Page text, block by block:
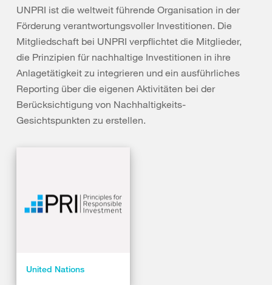
UNPRI ist die weltweit führende Organisation in der
Förderung verantwortungsvoller Investitionen. Die
Mitgliedschaft bei UNPRI verpflichtet die Mitglieder,
die Prinzipien für nachhaltige Investitionen in ihre
Anlagetätigkeit zu integrieren und ein ausführliches
Reporting über die eigenen Aktivitäten bei der
Berücksichtigung von Nachhaltigkeits-
Gesichtspunkten zu erstellen.
United Nations